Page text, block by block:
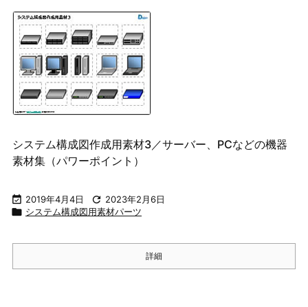
システム構成図作成用素材3／サーバー、PCなどの機器
素材集（パワーポイント）
 2019年4月4日  2023年2月6日
 システム構成図用素材パーツ
詳細